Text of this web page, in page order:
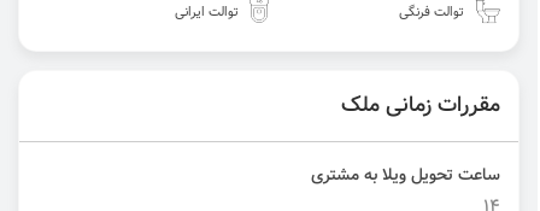
توالت فرنگی
توالت ایرانی
مقررات زمانی ملک
ساعت تحویل ویلا به مشتری